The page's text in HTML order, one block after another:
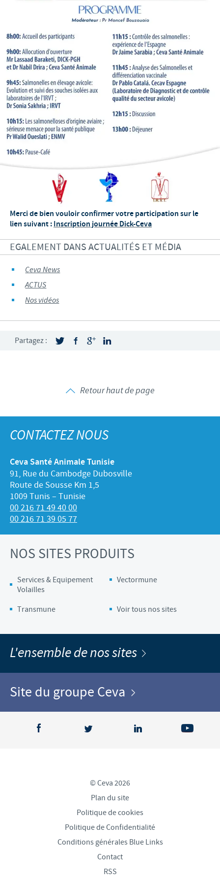
Merci de bien vouloir confirmer votre participation sur le
lien suivant :Inscription journée Dick-Ceva
EGALEMENT DANS ACTUALITÉS ET MÉDIA
Ceva News
ACTUS
Nos vidéos
Partagez :
Retour haut de page
CONTACTEZ NOUS
Ceva Santé Animale Tunisie
91, Rue du Cambodge Dubosville
Route de Sousse Km 1,5
1009 Tunis – Tunisie
00 216 71 49 40 00
00 216 71 39 05 77
NOS SITES PRODUITS
Services & Equipement
Volailles
Vectormune
Transmune Voir tous nos sites
L'ensemble de nos sites
Site du groupe Ceva
© Ceva 2026
Plan du site
Politique de cookies
Politique de Confidentialité
Conditions générales Blue Links
Contact
RSS